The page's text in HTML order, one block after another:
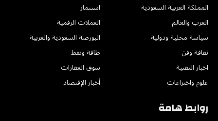
المملكة العربية السعودية
العرب والعالم
سياسة محلية ودولية
ثقافة وفن
اخبار التقنية
علوم واختراعات
استثمار
العملات الرقمية
البورصة السعودية والعربية
طاقة ونفط
سوق العقارات
أخبار الإقتصاد
روابط هامة